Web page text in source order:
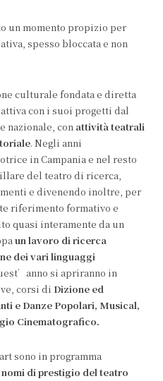
un momento propizio per
spesso bloccata e non
culturale fondata e diretta
con i suoi progetti dal
nazionale, con attività teatrali
. Negli anni
in Campania e nel resto
del teatro di ricerca,
e divenendo inoltre, per
riferimento formativo e
quasi interamente da un
un lavoro di ricerca
dei vari linguaggi
si apriranno in
corsi di Dizione ed
e Danze Popolari, Musical,
Cinematografico.
sono in programma
nomi di prestigio del teatro